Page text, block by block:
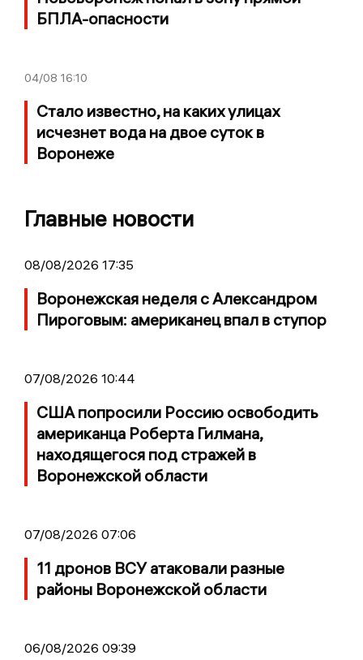
БПЛА-опасности
04/08 16:10
Стало известно, на каких улицах
исчезнет вода на двое суток в
Воронеже
Главные новости
08/08/2026 17:35
Воронежская неделя с Александром
Пироговым: американец впал в ступор
07/08/2026 10:44
США попросили Россию освободить
американца Роберта Гилмана,
находящегося под стражей в
Воронежской области
07/08/2026 07:06
11 дронов ВСУ атаковали разные
районы Воронежской области
06/08/2026 09:39